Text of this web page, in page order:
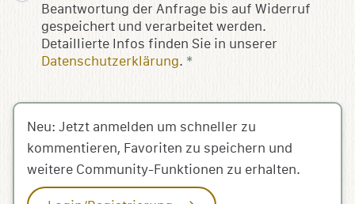
Beantwortung der Anfrage bis auf Widerruf
gespeichert und verarbeitet werden.
Detaillierte Infos finden Sie in unserer
Datenschutzerklärung. *
Neu: Jetzt anmelden um schneller zu
kommentieren, Favoriten zu speichern und
weitere Community-Funktionen zu erhalten.